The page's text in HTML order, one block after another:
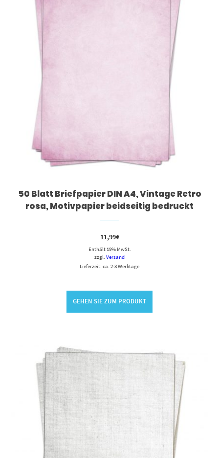
50 Blatt Briefpapier DIN A4, Vintage Retro
rosa, Motivpapier beidseitig bedruckt
11,99€
Enthält 19% MwSt.
zzgl. Versand
Lieferzeit: ca. 2-3 Werktage
GEHEN SIE ZUM PRODUKT